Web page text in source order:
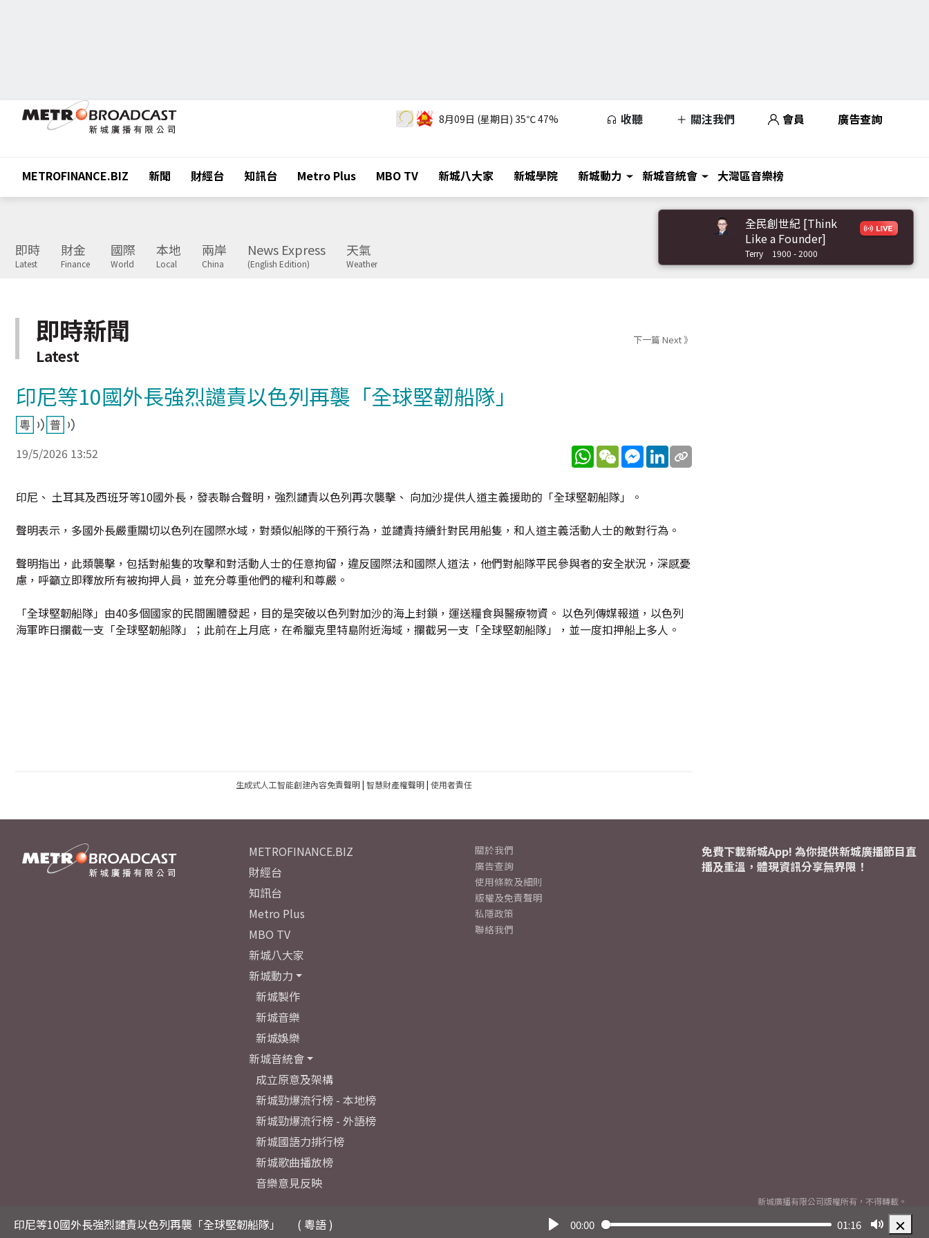
8月09日 (星期日) 35℃47% 收聽 關注我們 會員 廣告查詢
METROFINANCE.BIZ 新聞 財經台 知訊台 Metro Plus MBO TV 新城八大家 新城學院 新城動力 新城音統會 大灣區音樂榜
即時
Latest
財金
Finance
國際
World
本地
Local
兩岸
China
News Express
(English Edition)
天氣
Weather
全民創世紀 [Think
Like a Founder]
Terry 1900 - 2000
即時新聞
Latest
下一篇 Next 》
印尼等10國外長強烈譴責以色列再襲「全球堅韌船隊」
19/5/2026 13:52 WhatsApp
WeChatMessenger
LinkedIn
印尼、 土耳其及西班牙等10國外長，發表聯合聲明，強烈譴責以色列再次襲擊、 向加沙提供人道主義援助的「全球堅韌船隊」。
聲明表示，多國外長嚴重關切以色列在國際水域，對類似船隊的干預行為，並譴責持續針對民用船隻，和人道主義活動人士的敵對行為。
聲明指出，此類襲擊，包括對船隻的攻擊和對活動人士的任意拘留，違反國際法和國際人道法，他們對船隊平民參與者的安全狀況，深感憂
慮，呼籲立即釋放所有被拘押人員，並充分尊重他們的權利和尊嚴。
「全球堅韌船隊」由40多個國家的民間團體發起，目的是突破以色列對加沙的海上封鎖，運送糧食與醫療物資。 以色列傳媒報道，以色列
海軍昨日攔截一支「全球堅韌船隊」；此前在上月底，在希臘克里特島附近海域，攔截另一支「全球堅韌船隊」，並一度扣押船上多人。
生成式人工智能創建內容免責聲明| 智慧財產權聲明| 使用者責任
印尼等10國外長強烈譴責以色列再襲「全球堅韌船隊」
( 粵語 )
00:00 01:16
METROFINANCE.BIZ
財經台
知訊台
Metro Plus
MBO TV
新城八大家
新城動力
新城製作
新城音樂
新城娛樂
新城音統會
成立原意及架構
新城勁爆流行榜 - 本地榜
新城勁爆流行榜 - 外語榜
新城國語力排行榜
新城歌曲播放榜
音樂意見反映
關於我們
廣告查詢
使用條款及細則
版權及免責聲明
私隱政策
聯絡我們
免費下載新城App! 為你提供新城廣播節目直
播及重溫，體現資訊分享無界限！
新城廣播有限公司版權所有，不得轉載。
2026© Metro Broadcast Corporation Limited. All rights reserved.